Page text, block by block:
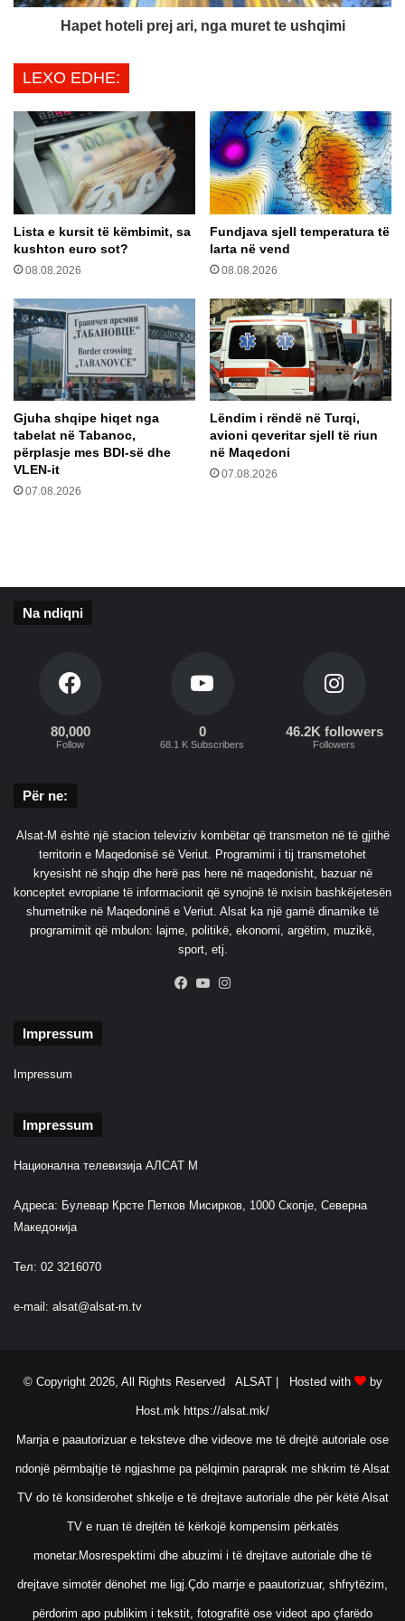
r
m
s
t
i
M
a
r
i
i
q
e
p
a
r
,
n
g
a
m
r
e
t
t
e
u
s
h
q
Hapet hoteli prej ari, nga muret te ushqimi
LEXO EDHE:
Lista e kursit të këmbimit, sa
kushton euro sot?
08.08.2026
Fundjava sjell temperatura të
larta në vend
08.08.2026
Gjuha shqipe hiqet nga
tabelat në Tabanoc,
përplasje mes BDI-së dhe
VLEN-it
07.08.2026
Lëndim i rëndë në Turqi,
avioni qeveritar sjell të riun
në Maqedoni
07.08.2026
Na ndiqni
80,000
Follow
0
68.1 K Subscribers
46.2K followers
Followers
Për ne:
Alsat-M është një stacion televiziv kombëtar që transmeton në të gjithë
territorin e Maqedonisë së Veriut. Programimi i tij transmetohet
kryesisht në shqip dhe herë pas here në maqedonisht, bazuar në
konceptet evropiane të informacionit që synojnë të nxisin bashkëjetesën
shumetnike në Maqedoninë e Veriut. Alsat ka një gamë dinamike të
programimit që mbulon: lajme, politikë, ekonomi, argëtim, muzikë,
sport, etj.
Facebook
YouTube
Impressum
Impressum
Impressum
Национална телевизија АЛСАТ М
Адреса: Булевар Крсте Петков Мисирков, 1000 Скопје, Северна
Македонија
Тел: 02 3216070
e-mail: alsat@alsat-m.tv
© Copyright 2026, All Rights Reserved ALSAT | Hosted with by
Host.mk https://alsat.mk/
Marrja e paautorizuar e teksteve dhe videove me të drejtë autoriale ose
ndonjë përmbajtje të ngjashme pa pëlqimin paraprak me shkrim të Alsat
TV do të konsiderohet shkelje e të drejtave autoriale dhe për këtë Alsat
TV e ruan të drejtën të kërkojë kompensim përkatës
monetar.Mosrespektimi dhe abuzimi i të drejtave autoriale dhe të
drejtave simotër dënohet me ligj.Çdo marrje e paautorizuar, shfrytëzim,
përdorim apo publikim i tekstit, fotografitë ose videot apo çfarëdo